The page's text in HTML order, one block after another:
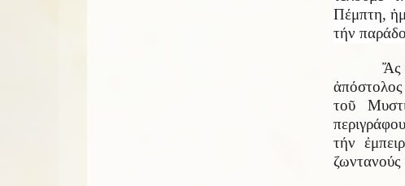
Πέμπτη,
τήν
Ἄς
τοῦ
τήν
ζωντανούς